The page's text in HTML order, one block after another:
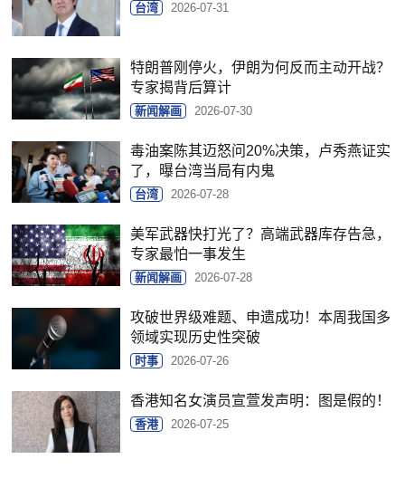
台湾 2026-07-31
特朗普刚停火，伊朗为何反而主动开战？
专家揭背后算计
新闻解画 2026-07-30
毒油案陈其迈怒问20%决策，卢秀燕证实
了，曝台湾当局有内鬼
台湾 2026-07-28
美军武器快打光了？高端武器库存告急，
专家最怕一事发生
新闻解画 2026-07-28
攻破世界级难题、申遗成功！本周我国多
领域实现历史性突破
时事 2026-07-26
香港知名女演员宣萱发声明：图是假的！
香港 2026-07-25